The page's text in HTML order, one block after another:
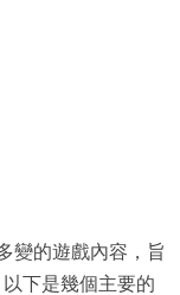
變的遊戲內容，旨
下是幾個主要的